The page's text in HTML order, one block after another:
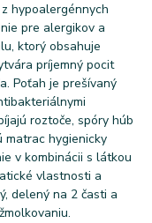
hypoalergénnych
pre alergikov a
ktorý obsahuje
príjemný pocit
Poťah je prešívaný
roztoče, spóry húb
matrac hygienicky
v kombinácii s látkou
vlastnosti a
delený na 2 časti a